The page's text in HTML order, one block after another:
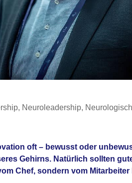
, Neuroleadership,
oft – bewusst oder
Gehirns. Natürlich sollten
Chef, sondern vom Mitarbeiter